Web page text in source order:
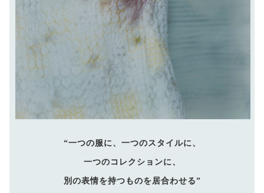
“一つの服に、一つのスタイルに、
一つのコレクションに、
別の表情を持つものを居合わせる”